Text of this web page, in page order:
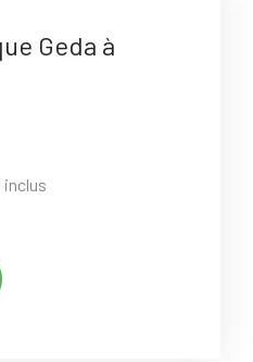
Geda à
inclus